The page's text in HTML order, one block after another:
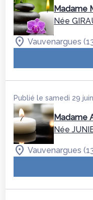
Madame
Née
Vauvenargues
Publié le samedi 29
Madame
Née
Vauvenargues